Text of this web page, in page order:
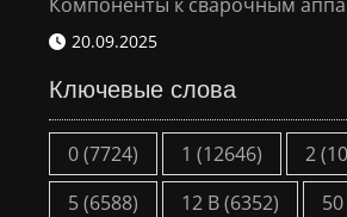
20.09.2025
Ключевые слова
0(7724) 1 (12646) 2
5(6588) 12 В(6352)